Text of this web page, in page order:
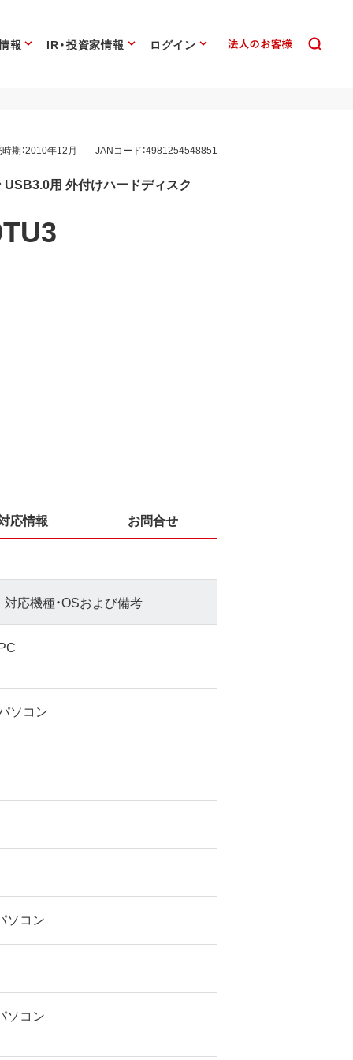
報 IR・投資家情報 ログイン
期：2010年12月 JANコード：4981254548851
USB3.0用 外付けハードディスク
応情報 お問合せ
対応機種・OSおよび備考
ソコン
ソコン
ソコン